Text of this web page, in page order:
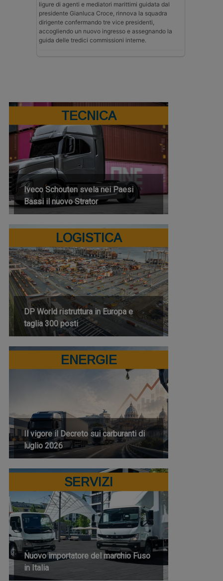
ligure di agenti e mediatori marittimi guidata dal
presidente Gianluca Croce, rinnova la squadra
dirigente confermando tre vice presidenti,
accogliendo un nuovo ingresso e assegnando la
guida delle tredici commissioni interne.
TECNICA
Iveco Schouten svela nei Paesi
Bassi il nuovo Strator
LOGISTICA
DP World ristruttura in Europa e
taglia 300 posti
ENERGIE
Il vigore il Decreto sui carburanti di
luglio 2026
SERVIZI
Nuovo importatore del marchio Fuso
in Italia